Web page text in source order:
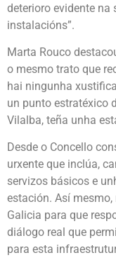
deterioro evidente na
instalacións”.
Marta Rouco
o mesmo trato que
hai ningunha
un punto estratéxico
Vilalba, teña unha
Desde o Concello
urxente que inclúa,
servizos básicos e
estación. Así
Galicia para que
diálogo real que
para esta